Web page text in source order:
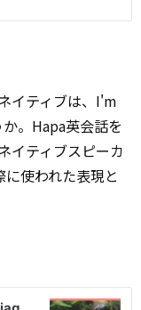
イティブは、I'm
。Hapa英会話を
イティブスピーカ
使われた表現と